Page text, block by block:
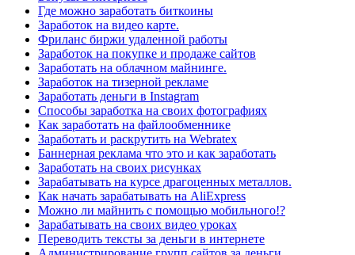
Где можно заработать биткоины
Заработок на видео карте.
Фриланс биржи удаленной работы
Заработок на покупке и продаже сайтов
Заработать на облачном майнинге.
Заработок на тизерной рекламе
Заработать деньги в Instagram
Способы заработка на своих фотографиях
Как заработать на файлообменнике
Заработать и раскрутить на Webratex
Баннерная реклама что это и как заработать
Заработать на своих рисунках
Зарабатывать на курсе драгоценных металлов.
Как начать зарабатывать на AliExpress
Можно ли майнить с помощью мобильного!?
Зарабатывать на своих видео уроках
Переводить тексты за деньги в интернете